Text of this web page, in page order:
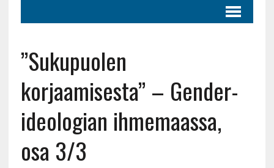
”Sukupuolen
korjaamisesta” – Gender-
ideologian ihmemaassa,
osa 3/3